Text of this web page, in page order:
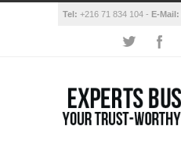
Tel: +216 71 834 104 - E-Mail: